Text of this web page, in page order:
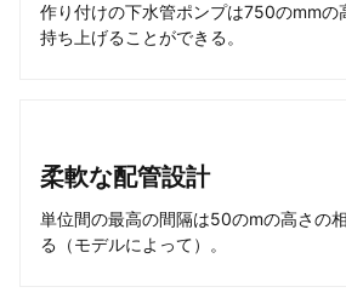
作り付けの下水管ポンプは750のmmの
持ち上げることができる。
柔軟な配管設計
単位間の最高の間隔は50のmの高さの
る（モデルによって）。